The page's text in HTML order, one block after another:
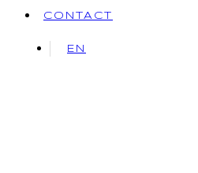
CONTACT
EN